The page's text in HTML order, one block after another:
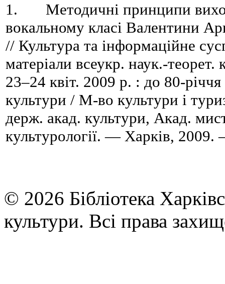
1. Методичні принципи
вокальному класі Валентини
// Культура та інформаційне
матеріали всеукр. наук.-
23–24 квіт. 2009 р. : до 80-
культури / М-во культури і
держ. акад. культури, Акад.
культурології. — Харків,
© 2026 Бібліотека
культури. Всі права